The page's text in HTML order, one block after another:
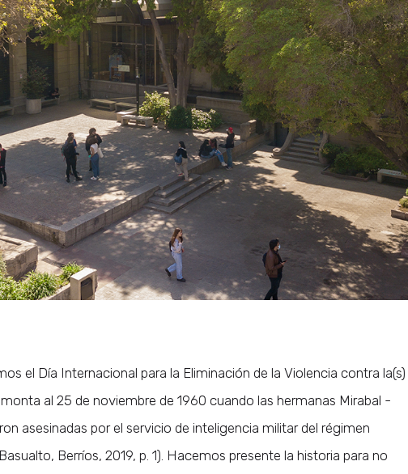
el Día Internacional para la Eliminación de la Violencia contra la(s)
al 25 de noviembre de 1960 cuando las hermanas Mirabal -
asesinadas por el servicio de inteligencia militar del régimen
Berríos, 2019, p. 1). Hacemos presente la historia para no